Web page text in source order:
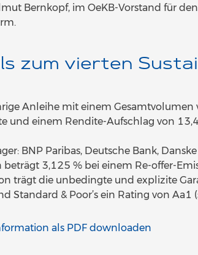
Bernkopf, im OeKB-Vorstand für
zum vierten
Anleihe mit einem Gesamtvolumen
und einem Rendite-Aufschlag von
BNP Paribas, Deutsche Bank,
beträgt 3,125 % bei einem Re-offer-
trägt die unbedingte und explizite
Standard & Poor’s ein Rating von Aa1
als PDF downloaden